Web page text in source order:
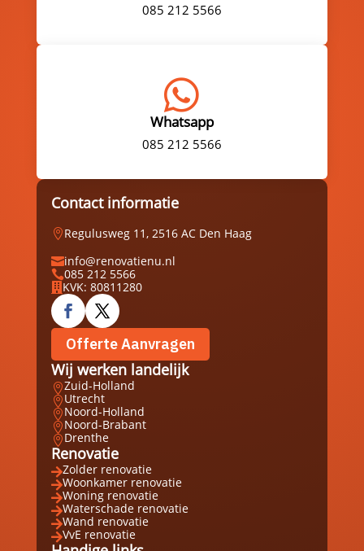
085 212 5566

Whatsapp
085 212 5566
Contact informatie
Regulusweg 11, 2516 AC Den Haag
info@renovatienu.nl
085 212 5566
 KVK: 80811280
Offerte Aanvragen
Wij werken landelijk
Zuid-Holland
Utrecht
Noord-Holland
Noord-Brabant
Drenthe
Renovatie
Zolder renovatie
Woonkamer renovatie
Woning renovatie
Waterschade renovatie
Wand renovatie
VvE renovatie